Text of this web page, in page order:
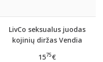
LivCo seksualus juodas
kojinių diržas Vendia
1575€